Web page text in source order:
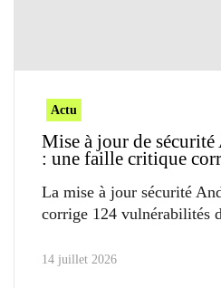
Actu
Mise à jour de
: une faille critique
La mise à jour sécurité
corrige 124 vulnérabilités
14 juillet 2026